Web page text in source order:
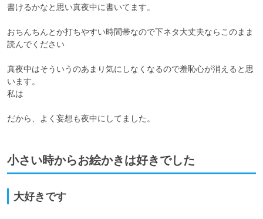
書けるかなと思い真夜中に書いてます。
おちんちんとか打ちやすい時間帯なので下ネタ大丈夫ならこのまま
読んでください
真夜中はそういうのあまり気にしなくなるので羞恥心が消えると思
います。
私は
小さい時からお絵かきは好きでした
大好きです